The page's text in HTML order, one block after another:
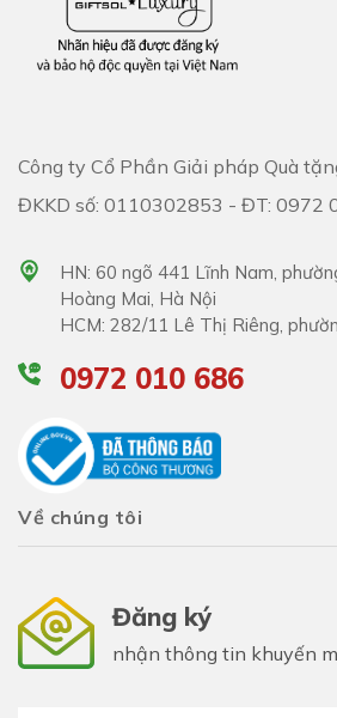
Công ty Cổ Phần Giải pháp Quà
ĐKKD số: 0110302853 - ĐT: 0972
HN: 60 ngõ 441 Lĩnh Nam,
Hoàng Mai, Hà Nội
HCM: 282/11 Lê Thị Riêng,
0972 010 686
Về chúng tôi
Đăng ký
nhận thông tin khuyến